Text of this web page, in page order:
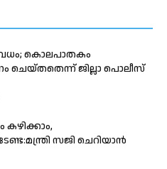
കൊലപാതകം
ജില്ലാ പൊലീസ്
കഴിക്കാം,
സജി ചെറിയാൻ